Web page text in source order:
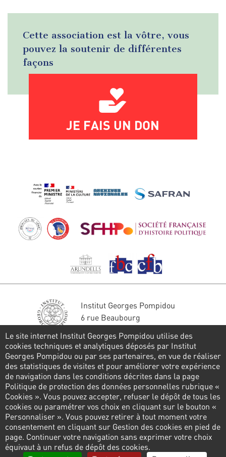
Cette association est la vôtre, vous
pouvez la soutenir de différentes
façons
JE FAIS UN DON
Institut Georges Pompidou
6 rue Beaubourg
Tél. : 01 44 78 41 22
Restons en contact
FORMULAIRE DE CONTACT
Suivez-nous
Pied
Le site internet Institut Georges Pompidou utilise des
cookies techniques et analytiques déposés par Institut
Georges Pompidou ou par ses partenaires, en vue de réaliser
des statistiques de visites et pour améliorer votre expérience
de navigation dans les conditions décrites dans la page
Politique de protection des données personnelles rubrique «
Cookies ». Vous pouvez accepter, refuser le dépôt de tous les
cookies ou paramétrer vos choix en cliquant sur le bouton «
Personnaliser ». Vous pouvez retirer à tout moment votre
consentement en cliquant sur Gestion des cookies en pied de
page. Continuer votre navigation sans exprimer votre choix
équivaut à un refus de dépôt des cookies.